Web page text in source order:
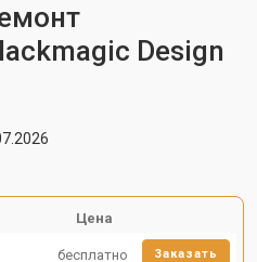
Design
Цена
бесплатно Заказать